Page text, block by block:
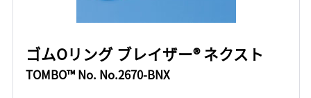
ゴムOリング ブレイザー® ネクスト
TOMBO™ No. No.2670-BNX